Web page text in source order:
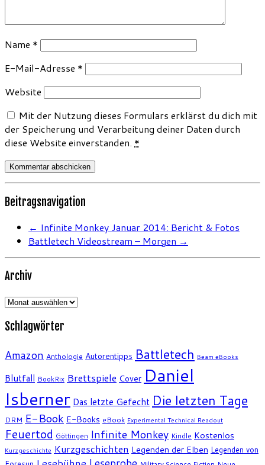
Name *
E-Mail-Adresse *
Website
Mit der Nutzung dieses Formulars erklärst du dich mit
der Speicherung und Verarbeitung deiner Daten durch
diese Website einverstanden. *
Beitragsnavigation
← Infinite Monkey Januar 2014: Bericht & Fotos
Battletech Videostream – Morgen →
Archiv
Archiv
Schlagwörter
Amazon Anthologie Autorentipps Battletech Beam eBooks
Blutfall BookRix Brettspiele Cover Daniel
Isberner Das letzte Gefecht Die letzten Tage
DRM E-Book E-Books eBook Experimental Technical Readout
Feuertod Göttingen Infinite Monkey Kindle Kostenlos
Kurzgeschichte Kurzgeschichten Legenden der Elben Legenden von